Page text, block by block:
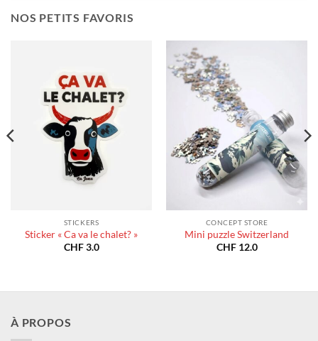
NOS PETITS FAVORIS
STICKERS
Sticker « Ca va le chalet? »
CHF3.0
CONCEPT STORE
Mini puzzle Switzerland
CHF12.0
À PROPOS